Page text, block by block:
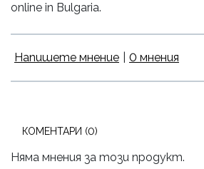
online in Bulgaria.
Напишете мнение 0 мнения
КОМЕНТАРИ (0)
Няма мнения за този продукт.